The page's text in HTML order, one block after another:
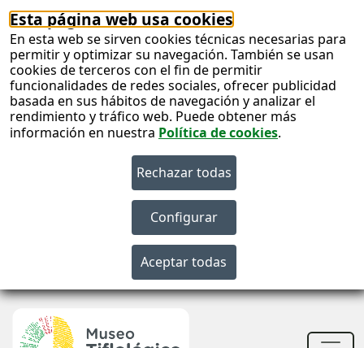
Esta página web usa cookies
En esta web se sirven cookies técnicas necesarias para
permitir y optimizar su navegación. También se usan
cookies de terceros con el fin de permitir
funcionalidades de redes sociales, ofrecer publicidad
basada en sus hábitos de navegación y analizar el
rendimiento y tráfico web. Puede obtener más
información en nuestra Política de cookies.